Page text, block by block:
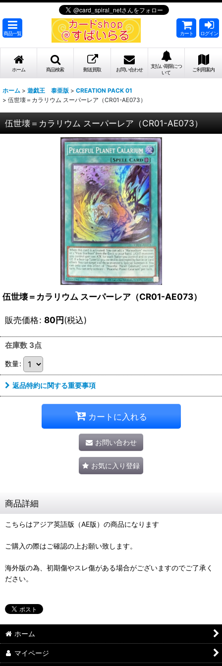
商品一覧 カート ログイン
ホーム 商品検索 郵送買取 お問い合わせ
支払い期限につ
いて
ご利用案内
ホーム > 遊戯王 泰亜版 > CREATION PACK 01
> 伍世壊＝カラリウム スーパーレア（CR01-AE073）
伍世壊＝カラリウム スーパーレア（CR01-AE073）
伍世壊＝カラリウム スーパーレア（CR01-AE073）
販売価格: 80円(税込)
在庫数 3点
数量:
返品特約に関する重要事項
カートに入れる
お問い合わせ
お気に入り登録
商品詳細
こちらはアジア英語版（AE版）の商品になります
ご購入の際はご確認の上お願い致します。
海外版の為、初期傷やスレ傷がある場合がございますのでご了承く
ださい。
ホーム
マイページ